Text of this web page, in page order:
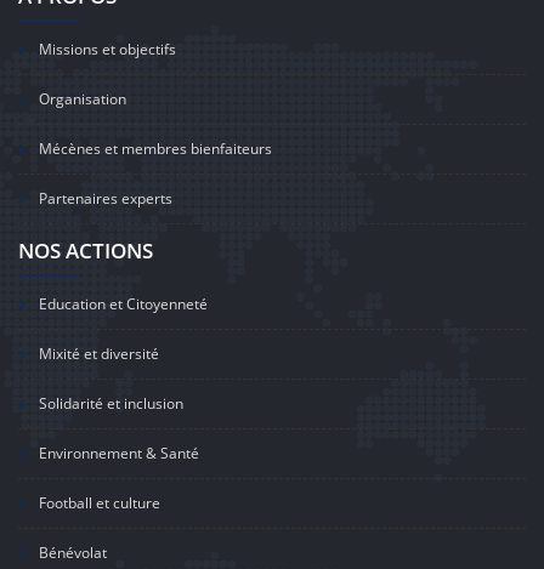
Missions et objectifs
Organisation
Mécènes et membres bienfaiteurs
Partenaires experts
NOS ACTIONS
Education et Citoyenneté
Mixité et diversité
Solidarité et inclusion
Environnement & Santé
Football et culture
Bénévolat